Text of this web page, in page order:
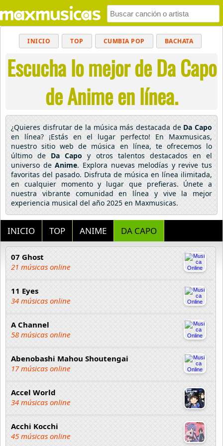
INICIO TOP CUMBIA POP BACHATA
MUSICA CRISTIANA REGGAETON
BALADAS ALTERNATIVO ELECTRÓNICA
CUMBIAS
Escucha lo mejor de Da Capo
de Anime en línea.
¿Quieres disfrutar de la música más destacada de Da Capo
en línea? ¡Estás en el lugar perfecto! En Maxmusicas,
nuestro sitio web de música en línea, te ofrecemos lo
último de Da Capo y otros talentos destacados en el
universo deAnime. Explora nuevas melodías y revive tus
favoritas del pasado. Disfruta de música en línea ilimitada,
en cualquier momento y lugar que prefieras. Únete a
nuestra vibrante comunidad en línea y vive la mejor
experiencia musical del año 2025 en Maxmusicas.
INICIO TOP ANIME DA CAPO
07 Ghost
21 músicas online
11 Eyes
34 músicas online
A Channel
58 músicas online
Abenobashi Mahou Shoutengai
17 músicas online
Accel World
34 músicas online
Acchi Kocchi
45 músicas online